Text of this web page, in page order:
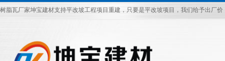
树脂瓦厂家坤宝建材支持平改坡工程项目重建，只要是平改坡项目，我们给予出厂价